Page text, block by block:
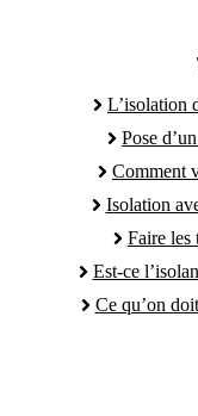
L’isolation
Pose
Comment
Isolation
Faire les
Est-ce
Ce qu’on